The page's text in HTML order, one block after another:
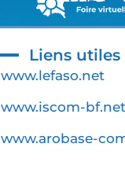
Liens utiles
www.lefaso.net
www.iscom-bf.net
www.arobase-